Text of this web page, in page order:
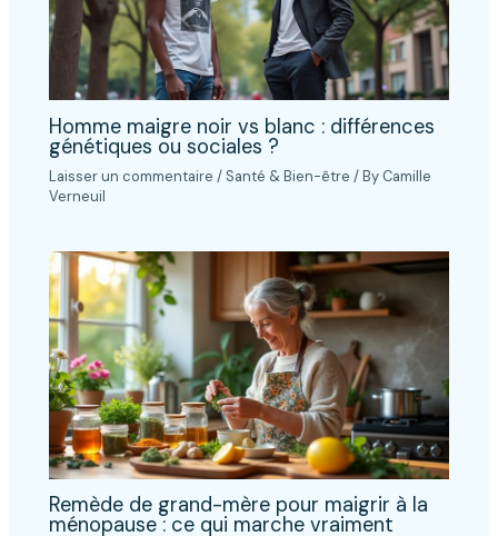
Homme maigre noir vs blanc : différences
génétiques ou sociales ?
Laisser un commentaire / Santé & Bien-être / By Camille
Verneuil
Remède de grand-mère pour maigrir à la
ménopause : ce qui marche vraiment